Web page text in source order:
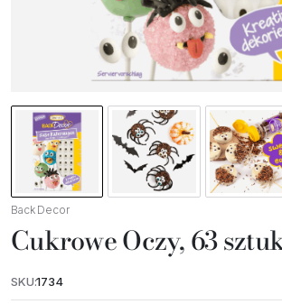
Back Decor
Cukrowe Oczy, 63
SKU:1734